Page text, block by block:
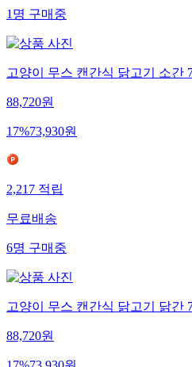
1명구매중
고양이 무스 캔간식 닭고기 소간
88,720원
17%73,930원
2,217적립
무료배송
6명구매중
고양이 무스 캔간식 닭고기 닭간
88,720원